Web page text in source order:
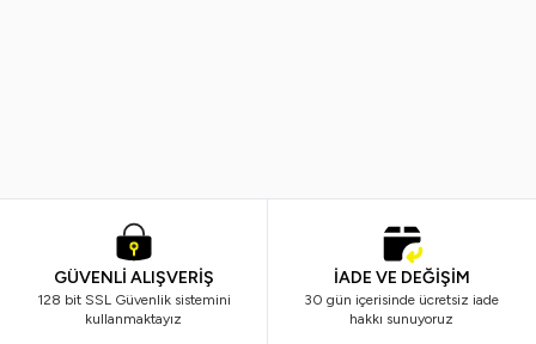
GÜVENLİ ALIŞVERİŞ
128 bit SSL Güvenlik sistemini
kullanmaktayız
İADE VE DEĞİŞİM
30 gün içerisinde ücretsiz iade
hakkı sunuyoruz